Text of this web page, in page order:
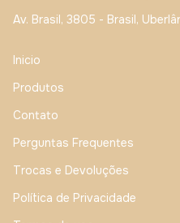
Av. Brasil, 3805 - Brasil,
Inicio
Produtos
Contato
Perguntas Frequentes
Trocas e Devoluções
Política de Privacidade